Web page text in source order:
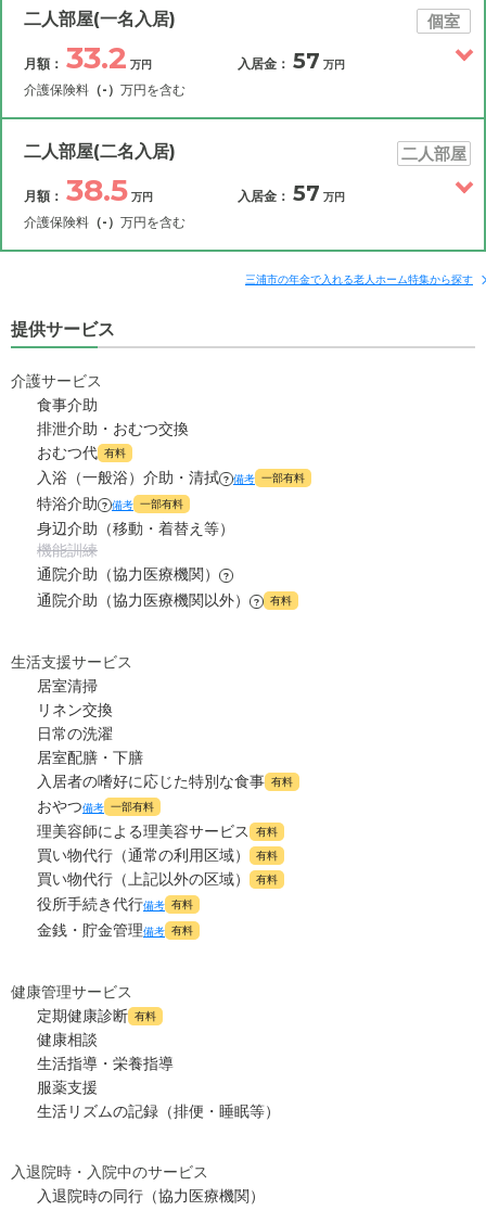
二人部屋(一名入居) 個室
月額： 33.2 万円
介護保険料 （-） 万円を含む
入居金： 57 万円
月額費用 33.2
管理費
水道・光熱費
上乗せ介護費 0
その他
介護保険料
二人部屋(二名入居) 二人部屋
月額： 38.5 万円
介護保険料 （-） 万円を含む
入居金： 57 万円
補足情報
月額費用 ? 38.5 万円
家賃
管理費 ?
食費 ?
水道・光熱費
上乗せ介護費 ?
その他
介護保険料
三浦市の年金で入れる老人ホーム特集から探す
提供サービス
介護サービス
食事介助
排泄介助・おむつ交換
おむつ代 有料
入浴（一般浴）介助・清拭 ? 備考 一部有料
特浴介助 ? 備考 一部有料
身辺介助（移動・着替え等）
機能訓練
通院介助（協力医療機関）
?
通院介助（協力医療機関以外） ? 有料
生活支援サービス
居室清掃
リネン交換
日常の洗濯
居室配膳・下膳
入居者の嗜好に応じた特別な食事 有料
おやつ備考 一部有料
理美容師による理美容サービス 有料
買い物代行（通常の利用区域） 有料
買い物代行（上記以外の区域） 有料
役所手続き代行備考 有料
金銭・貯金管理備考 有料
健康管理サービス
定期健康診断 有料
健康相談
生活指導・栄養指導
服薬支援
生活リズムの記録（排便・睡眠等）
入退院時・入院中のサービス
入退院時の同行（協力医療機関）